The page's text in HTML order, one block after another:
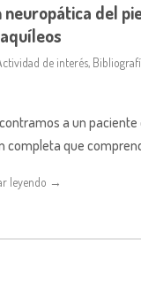
neuropática del
de interés,
a un
completa que
leyendo →